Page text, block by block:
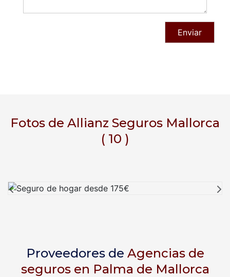
Fotos de Allianz Seguros Mallorca
( 10 )
Proveedores de Agencias de
seguros en Palma de Mallorca